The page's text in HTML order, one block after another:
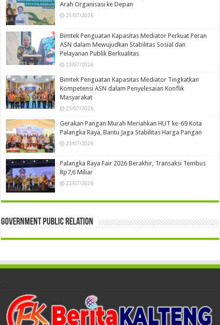
Arah Organisasi ke Depan
25/07/2026
Bimtek Penguatan Kapasitas Mediator Perkuat Peran
ASN dalam Mewujudkan Stabilitas Sosial dan
Pelayanan Publik Berkualitas
23/07/2026
Bimtek Penguatan Kapasitas Mediator Tingkatkan
Kompetensi ASN dalam Penyelesaian Konflik
Masyarakat
23/07/2026
Gerakan Pangan Murah Meriahkan HUT ke-69 Kota
Palangka Raya, Bantu Jaga Stabilitas Harga Pangan
23/07/2026
Palangka Raya Fair 2026 Berakhir, Transaksi Tembus
Rp7,6 Miliar
22/07/2026
Government Public Relation